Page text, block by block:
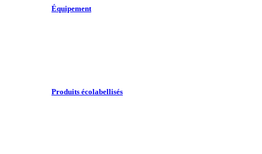
Équipement
Produits écolabellisés